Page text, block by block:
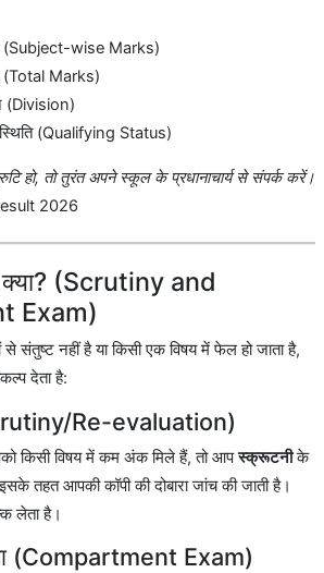
(Subject-wise Marks)
(Total Marks)
(Division)
(Qualifying Status)
हो, तो तुरंत अपने स्कूल के प्रधानाचार्य से संपर्क करें।
2026
क्या? (Scrutiny and
Exam)
संतुष्ट नहीं है या किसी एक विषय में फेल हो जाता है,
देता है:
Re-evaluation)
किसी विषय में कम अंक मिले हैं, तो आपस्क्रूटनीके
तहत आपकी कॉपी की दोबारा जांच की जाती है।
लेता है।
(Compartment Exam)